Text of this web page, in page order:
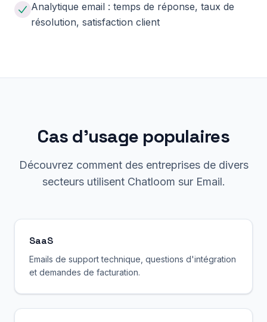
Analytique email : temps de réponse, taux de
résolution, satisfaction client
Cas d'usage populaires
Découvrez comment des entreprises de divers
secteurs utilisent Chatloom sur Email.
SaaS
Emails de support technique, questions d'intégration
et demandes de facturation.